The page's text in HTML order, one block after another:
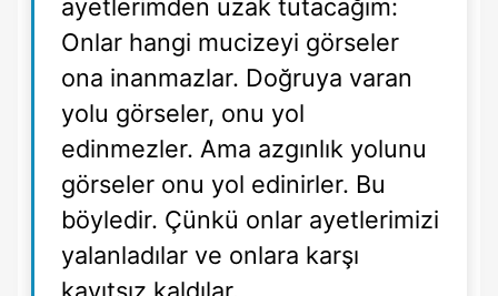
ayetlerimden uzak tutacağım:
Onlar hangi mucizeyi görseler
ona inanmazlar. Doğruya varan
yolu görseler, onu yol
edinmezler. Ama azgınlık yolunu
görseler onu yol edinirler. Bu
böyledir. Çünkü onlar ayetlerimizi
yalanladılar ve onlara karşı